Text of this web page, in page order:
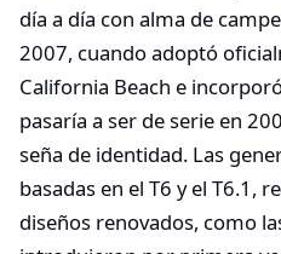
día a día con alma de
2007, cuando adoptó
California Beach e
pasaría a ser de serie en
seña de identidad. Las
basadas en el T6 y el T6.1,
diseños renovados, como